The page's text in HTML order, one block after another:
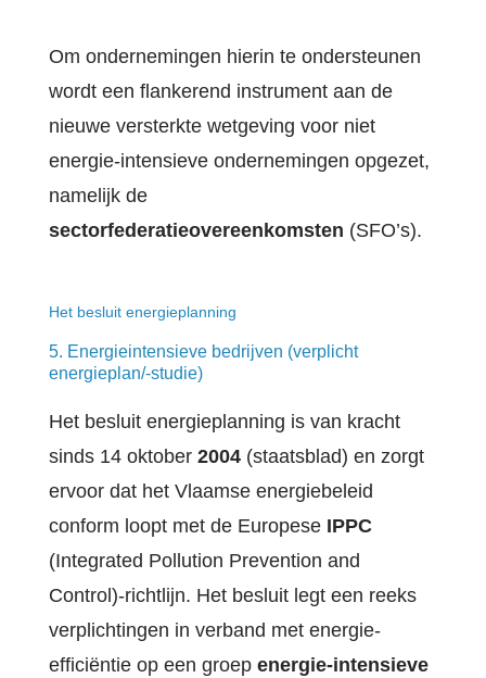
Om ondernemingen hierin te ondersteunen
wordt een flankerend instrument aan de
nieuwe versterkte wetgeving voor niet
energie-intensieve ondernemingen opgezet,
namelijk de
sectorfederatieovereenkomsten (SFO’s).
Het besluit energieplanning
5. Energieintensieve bedrijven (verplicht
energieplan/-studie)
Het besluit energieplanning is van kracht
sinds 14 oktober 2004(staatsblad) en zorgt
ervoor dat het Vlaamse energiebeleid
conform loopt met de Europese IPPC
(Integrated Pollution Prevention and
Control)-richtlijn. Het besluit legt een reeks
verplichtingen in verband met energie-
efficiëntie op een groep energie-intensieve